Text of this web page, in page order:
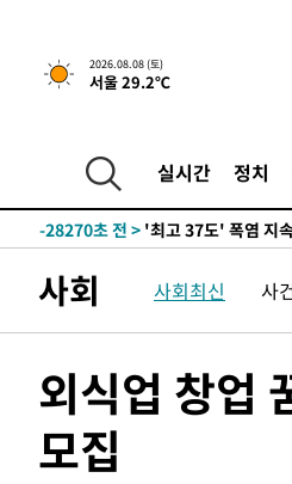
2026.08.08 (토)
서울 29.2℃
실시간 정치
-21416초 전 >
-28270초 전 > '최고 37도' 폭염 지
-28290초 전 >
'최고 37도' 폭염 지
-21416초 전 >[속보]뉴욕증시 상
사회 사회최신 사
외식업 창업
모집